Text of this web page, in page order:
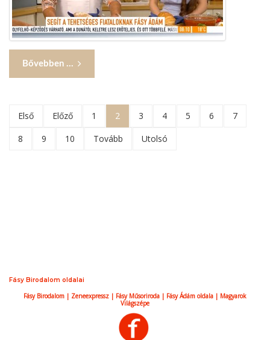
Bővebben ...
Első Előző 1 2 3 4 5 6
7
8
9 10 Tovább Utolsó
Fásy Birodalom oldalai
Fásy Birodalom | Zeneexpressz | Fásy Műsoriroda | Fásy Ádám oldala | Magyarok
Világszépe